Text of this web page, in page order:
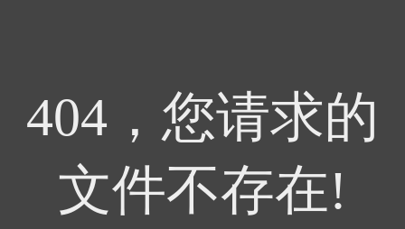
404，您请求的
文件不存在!